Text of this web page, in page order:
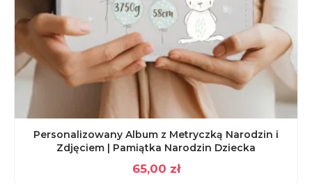
Personalizowany Album z Metryczką Narodzin i
Zdjęciem | Pamiątka Narodzin Dziecka
65,00 zł